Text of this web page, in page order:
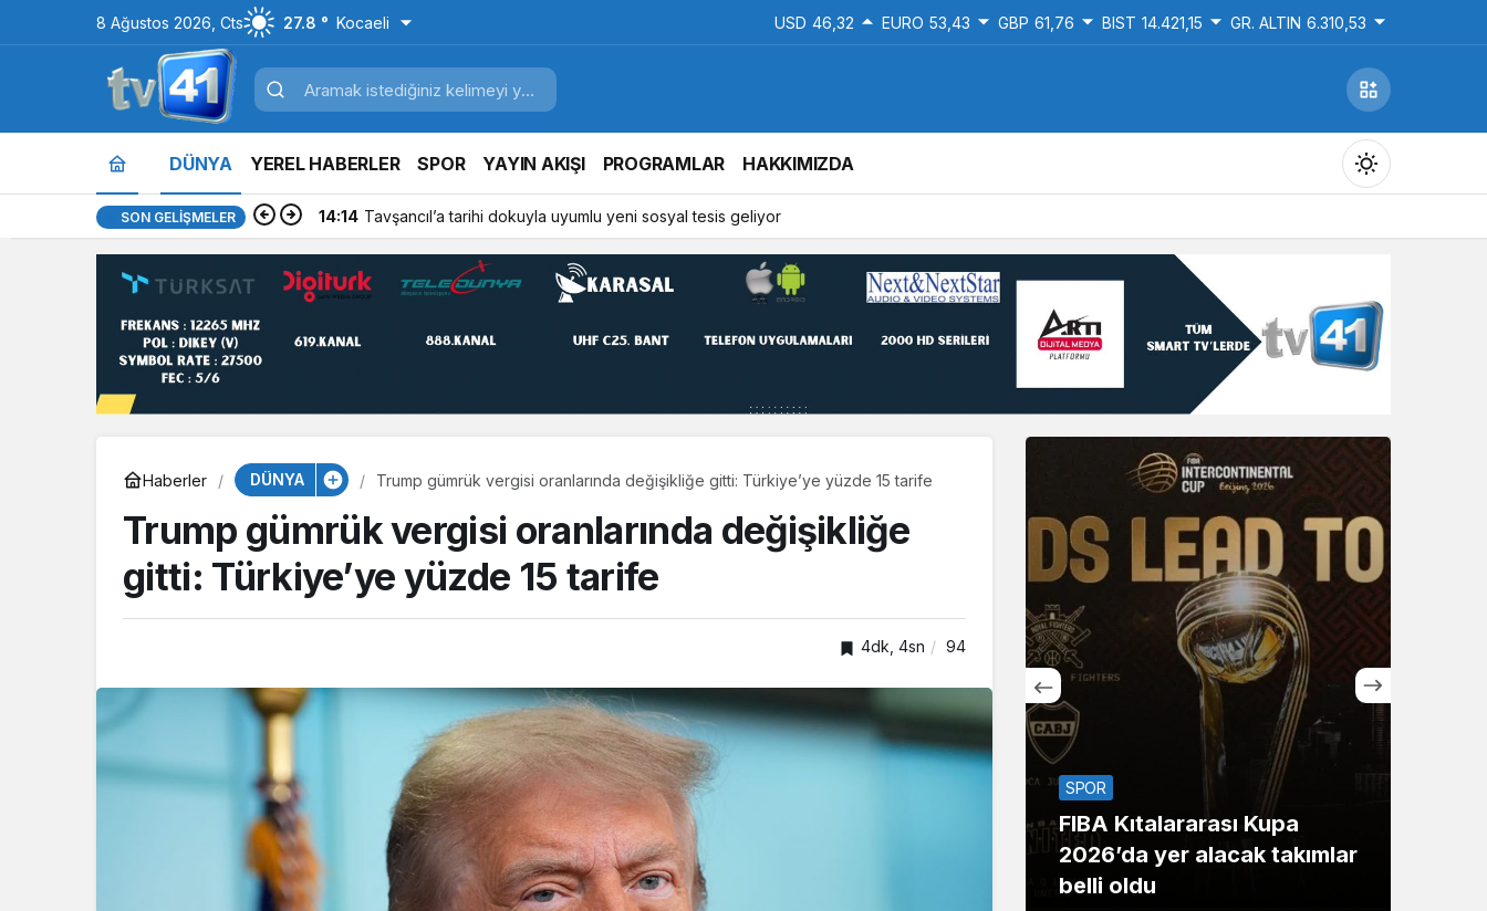
8 Ağustos 2026, Cts 27.8 ° Kocaeli USD 46,32 EURO 53,43 GBP 61,76 BIST 14.421,15 GR. ALTIN 6.310,53
DÜNYA YEREL HABERLER SPOR YAYIN AKIŞI PROGRAMLAR HAKKIMIZDA
Gündüz Modu
Gündüz modunu seçin.
Gece modunu seçin.
Sistem Modu
Sistem modunu seçin.
SON GELIŞMELER 14:14 Tavşancıl’a tarihi dokuyla uyumlu yeni sosyal tesis geliyor
Haberler DÜNYA Trump gümrük vergisi oranlarında değişikliğe gitti: Türkiye’ye yüzde 15 tarife
Trump gümrük vergisi oranlarında değişikliğe
gitti: Türkiye’ye yüzde 15 tarife
4dk, 4sn 94
Akış
Çalıların arasına sıkışan
balıkçıl kuşun imdadına
itfaiye yetişti
SPOR
Gökhan Değirmenci
yeniden Kayserispor’da
SPOR
FIBA Kıtalararası Kupa
2026’da yer alacak takımlar
belli oldu